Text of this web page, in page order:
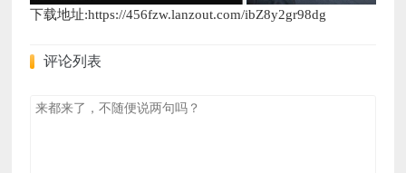
下载地址:https://456fzw.lanzout.com/ibZ8y2gr98dg
评论列表